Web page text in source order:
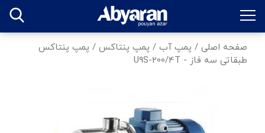
صفحه اصلی / پمپ آب / پمپ پنتاکس / پمپ پنتاکس
طبقاتی سه فاز - U9S-200/4T